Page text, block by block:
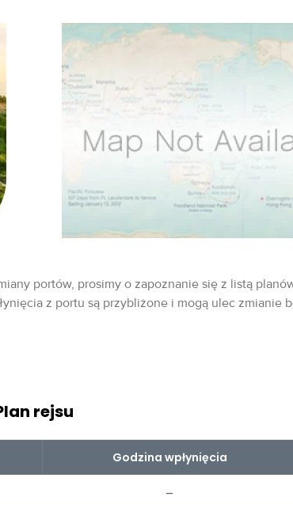
portów, prosimy o zapoznanie się z listą
z portu są przybliżone i mogą ulec zmianie
rejsu
Godzina wpłynięcia
–